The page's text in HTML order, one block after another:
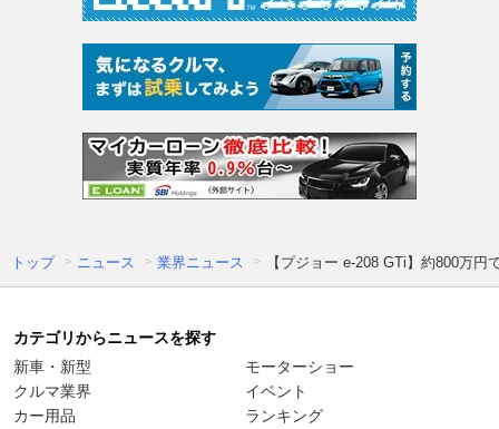
トップ ニュース 業界ニュース 【プジョー e-208 GTi】約800万
カテゴリからニュースを探す
新車・新型
クルマ業界
カー用品
モーターショー
イベント
ランキング